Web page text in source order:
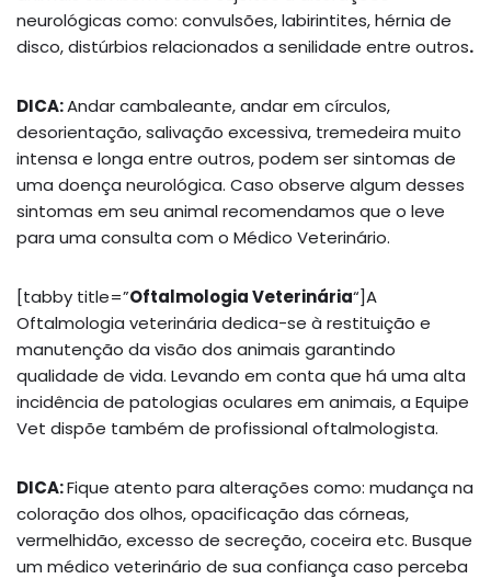
neurológicas como: convulsões, labirintites, hérnia de
disco, distúrbios relacionados a senilidade entre outros.
DICA:Andar cambaleante, andar em círculos,
desorientação, salivação excessiva, tremedeira muito
intensa e longa entre outros, podem ser sintomas de
uma doença neurológica. Caso observe algum desses
sintomas em seu animal recomendamos que o leve
para uma consulta com o Médico Veterinário.
[tabby title=”Oftalmologia Veterinária“]A
Oftalmologia veterinária dedica-se à restituição e
manutenção da visão dos animais garantindo
qualidade de vida. Levando em conta que há uma alta
incidência de patologias oculares em animais, a Equipe
Vet dispõe também de profissional oftalmologista.
DICA:Fique atento para alterações como: mudança na
coloração dos olhos, opacificação das córneas,
vermelhidão, excesso de secreção, coceira etc. Busque
um médico veterinário de sua confiança caso perceba